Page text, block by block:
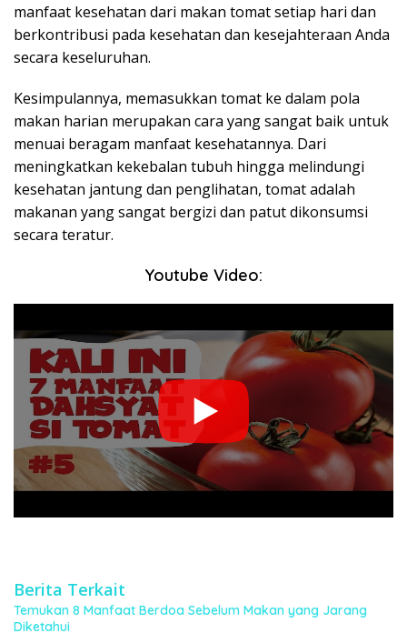
manfaat kesehatan dari makan tomat setiap hari dan
berkontribusi pada kesehatan dan kesejahteraan Anda
secara keseluruhan.
Kesimpulannya, memasukkan tomat ke dalam pola
makan harian merupakan cara yang sangat baik untuk
menuai beragam manfaat kesehatannya. Dari
meningkatkan kekebalan tubuh hingga melindungi
kesehatan jantung dan penglihatan, tomat adalah
makanan yang sangat bergizi dan patut dikonsumsi
secara teratur.
Youtube Video:
Berita Terkait
Temukan 8 Manfaat Berdoa Sebelum Makan yang Jarang
Diketahui